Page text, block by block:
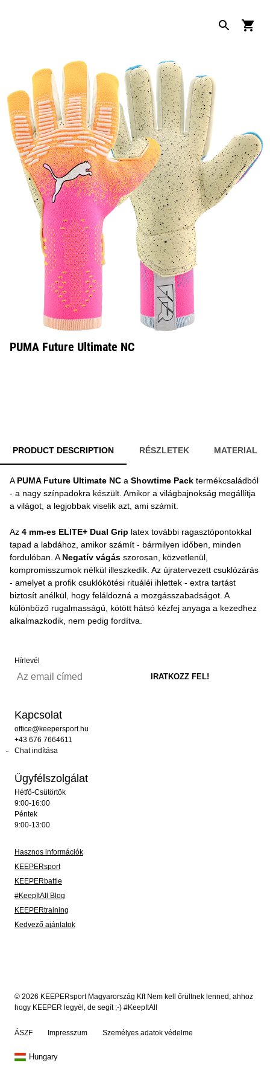
PUMA Future Ultimate NC
PRODUCT DESCRIPTION RÉSZLETEK MATERIAL
A PUMA Future Ultimate NC a Showtime Pack termékcsaládból
- a nagy színpadokra készült. Amikor a világbajnokság megállítja
a világot, a legjobbak viselik azt, ami számít.
Az 4 mm-es ELITE+ Dual Grip latex további ragasztópontokkal
tapad a labdához, amikor számít - bármilyen időben, minden
fordulóban. A Negatív vágás szorosan, közvetlenül,
kompromisszumok nélkül illeszkedik. Az újratervezett csuklózárás
- amelyet a profik csuklókötési rituáléi ihlettek - extra tartást
biztosít anélkül, hogy feláldozná a mozgásszabadságot. A
különböző rugalmasságú, kötött hátsó kézfej anyaga a kezedhez
alkalmazkodik, nem pedig fordítva.
Hírlevél
Kapcsolat
office@keepersport.hu
+43 676 7664611
Chat indítása
Ügyfélszolgálat
Hétfő-Csütörtök
9:00-16:00
Péntek
9:00-13:00
Hasznos információk
KEEPERsport
KEEPERbattle
#KeepItAll Blog
KEEPERtraining
Kedvező ajánlatok
© 2026 KEEPERsport Magyarország Kft Nem kell őrültnek lenned, ahhoz
hogy KEEPER legyél, de segít ;-) #KeepItAll
ÁSZF Impresszum Személyes adatok védelme
Hungary